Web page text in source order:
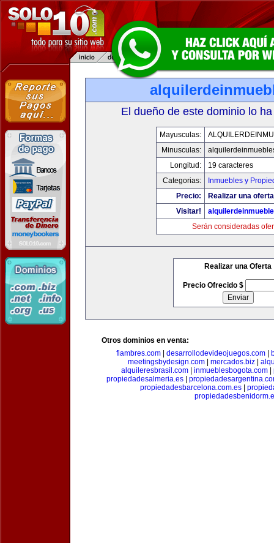
El dueño de este dominio lo
Mayusculas:
Minusculas:
Longitud:
19 caracteres
Categorias:
Inmuebles y
Precio:
Realizar una
Visitar!
Serán consideradas
Realizar una Oferta
Precio Ofrecido $
Otros dominios en venta:
fiambres.com| desarrollodevideojuegos.com|
meetingsbydesign.com| mercados.biz|
alquileresbrasil.com| inmueblesbogota.com|
propiedadesalmeria.es
propiedadesbarcelona.com.es|